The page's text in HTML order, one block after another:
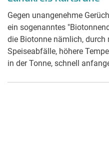
Gegen unangenehme
ein sogenanntes
die Biotonne nämlich, durch
Speiseabfälle, höhere
in der Tonne, schnell